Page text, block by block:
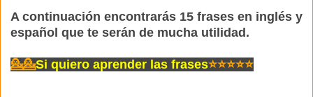
A continuación encontrarás 15 frases en inglés y
español que te serán de mucha utilidad.
💁💁Si quiero aprender las frases⭐⭐⭐⭐⭐